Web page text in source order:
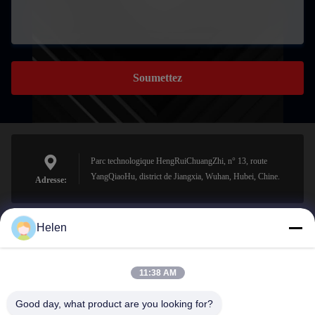
Soumettez
Adresse:
Parc technologique HengRuiChuangZhi, n° 13, route
YangQiaoHu, district de Jiangxia, Wuhan, Hubei, Chine.
sales@perfectlaser.net
Helen
11:38 AM
Good day, what product are you looking for?